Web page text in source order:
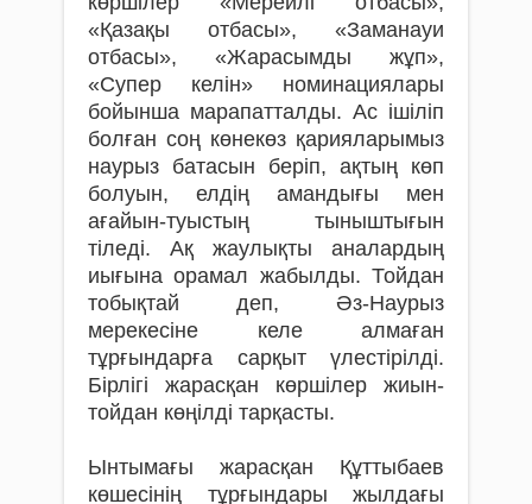
«Қазақы отбасы», «Заманауи
отбасы», «Жарасымды жұп»,
«Супер келін» номинациялары
бойын­ша марапатталды. Ас ішіліп
болған соң көнекөз қарияларымыз
наурыз батасын беріп, ақтың көп
болуын, елдің амандығы мен
ағайын-туыстың тыныштығын
тіледі. Ақ жаулықты аналардың
иығына орамал жабылды. Тойдан
тобықтай деп, Әз-Наурыз
мерекесіне келе алмаған
тұрғындарға сар­қыт үлестірілді.
Бірлігі жарасқан көршілер жиын-
тойдан көңілді тарқасты.
Ынтымағы жарасқан Құттыбаев
көшесінің тұрғындары жылдағы